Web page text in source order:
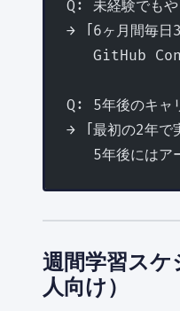
Q: 未経験でもや
→ 「6ヶ月間毎日
GitHub
Q: 5年後のキャ
→ 「最初の2年で
5年後にはア
週間学習スケ
人向け）